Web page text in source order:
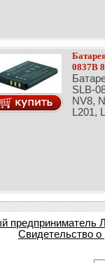
0837B
SLB-
NV8,
L201,
предприниматель
Свидетельство